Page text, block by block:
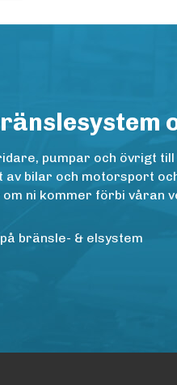
pumpar och övrigt
bilar och motorsport
ni kommer förbi våran
bränsle- & elsystem